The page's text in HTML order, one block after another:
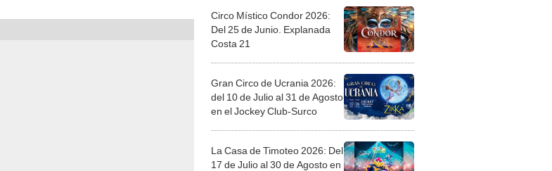
Circo Místico Condor 2026:
Del 25 de Junio. Explanada
Costa 21
Gran Circo de Ucrania 2026:
del 10 de Julio al 31 de Agosto
en el Jockey Club-Surco
La Casa de Timoteo 2026: Del
17 de Julio al 30 de Agosto en